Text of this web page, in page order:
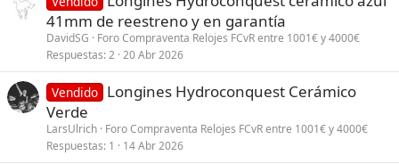
41mm de reestreno y en garantía
DavidSG
Foro Compraventa Relojes FCvR entre 1001€ y 4000€
Respuestas 2 20 Abr 2026
Vendido Longines Hydroconquest Cerámico
Verde
LarsUlrich Foro Compraventa Relojes FCvR entre 1001€ y 4000€
Respuestas 1 14 Abr 2026